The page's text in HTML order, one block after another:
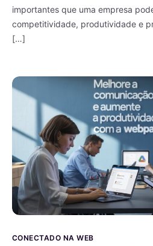
importantes que uma empresa
competitividade, produtividade e
[…]
CONECTADO NA WEB